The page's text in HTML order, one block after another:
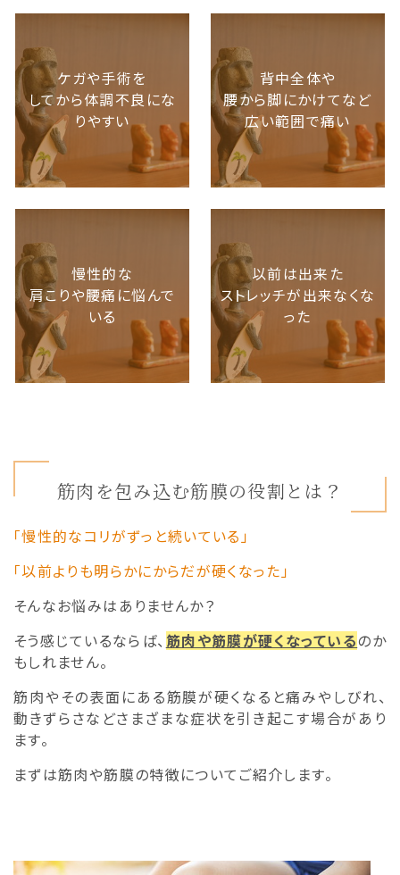
ケガや手術を
してから体調不良にな
りやすい
背中全体や
腰から脚にかけてなど
広い範囲で痛い
慢性的な
肩こりや腰痛に悩んで
いる
以前は出来た
ストレッチが出来なくな
った
筋肉を包み込む筋膜の役割とは？
「慢性的なコリがずっと続いている」
「以前よりも明らかにからだが硬くなった」
そんなお悩みはありませんか？
そう感じているならば、 筋肉や筋膜が硬くなっているのか
もしれません。
筋肉やその表面にある筋膜が硬くなると痛みやしびれ、
動きずらさなどさまざまな症状を引き起こす場合があり
ます。
まずは筋肉や筋膜の特徴についてご紹介します。